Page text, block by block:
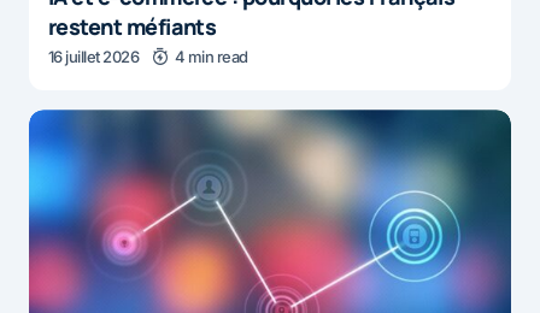
restent méfiants
16 juillet 2026 4 min read